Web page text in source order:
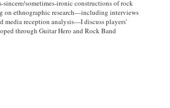
sincere/sometimes-ironic constructions of rock
on ethnographic research—including interviews
media reception analysis—I discuss players’
through Guitar Hero and Rock Band